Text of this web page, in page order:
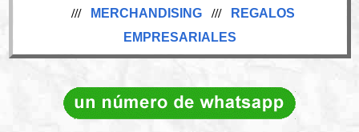
///
MERCHANDISING///
REGALOS
EMPRESARIALES